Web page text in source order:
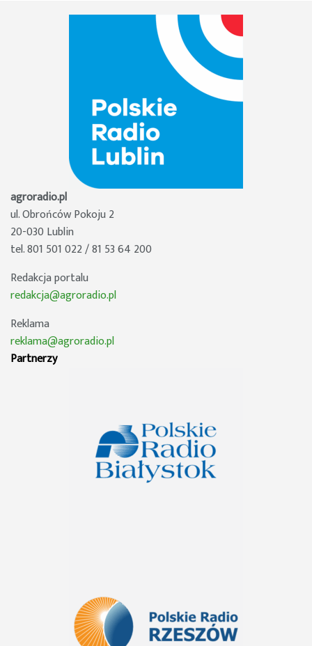
agroradio.pl
ul. Obrońców Pokoju 2
20-030 Lublin
tel. 801 501 022 / 81 53 64 200
Redakcja portalu
redakcja@agroradio.pl
Reklama
reklama@agroradio.pl
Partnerzy